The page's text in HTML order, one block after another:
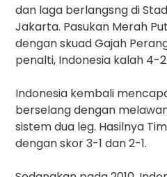
dan laga berlangsng di
Jakarta. Pasukan Merah
dengan skuad Gajah
penalti, Indonesia kalah 4-2.
Indonesia kembali
berselang dengan
sistem dua leg. Hasilnya
dengan skor 3-1 dan 2-1.